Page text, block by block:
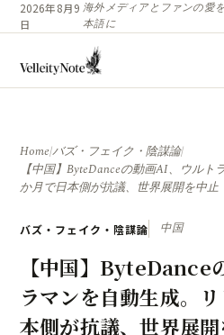
2026年8月9
日
海外メディアとファンの愛
本語に
Home/バズ・フェイク・陰謀論/
【中国】ByteDanceの動画AI、ウル
か月で日本側が抗議、世界展開を中止
バズ・フェイク・陰謀論 中国
【中国】ByteDance
ラマンを自動生成。
本側が抗議、世界展